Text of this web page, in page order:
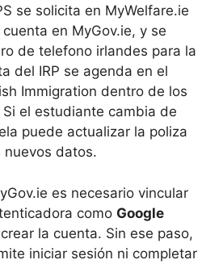
se solicita en MyWelfare.ie
en MyGov.ie, y se
de telefono irlandes para la
del IRP se agenda en el
Immigration dentro de los
el estudiante cambia de
puede actualizar la poliza
nuevos datos.
es necesario vincular
como Google
la cuenta. Sin ese paso,
iniciar sesión ni completar